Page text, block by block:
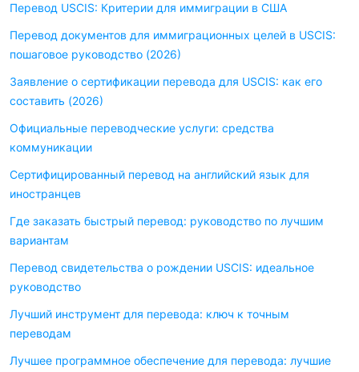
Перевод USCIS: Критерии для иммиграции в США
Перевод документов для иммиграционных целей в USCIS:
пошаговое руководство (2026)
Заявление о сертификации перевода для USCIS: как его
составить (2026)
Официальные переводческие услуги: средства
коммуникации
Сертифицированный перевод на английский язык для
иностранцев
Где заказать быстрый перевод: руководство по лучшим
вариантам
Перевод свидетельства о рождении USCIS: идеальное
руководство
Лучший инструмент для перевода: ключ к точным
переводам
Лучшее программное обеспечение для перевода: лучшие